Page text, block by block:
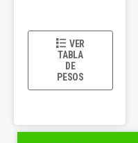
VER
TABLA
DE
PESOS